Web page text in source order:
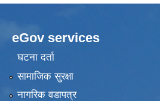
eGov services
घटना दर्ता
सामाजिक सुरक्षा
नागरिक वडापत्र